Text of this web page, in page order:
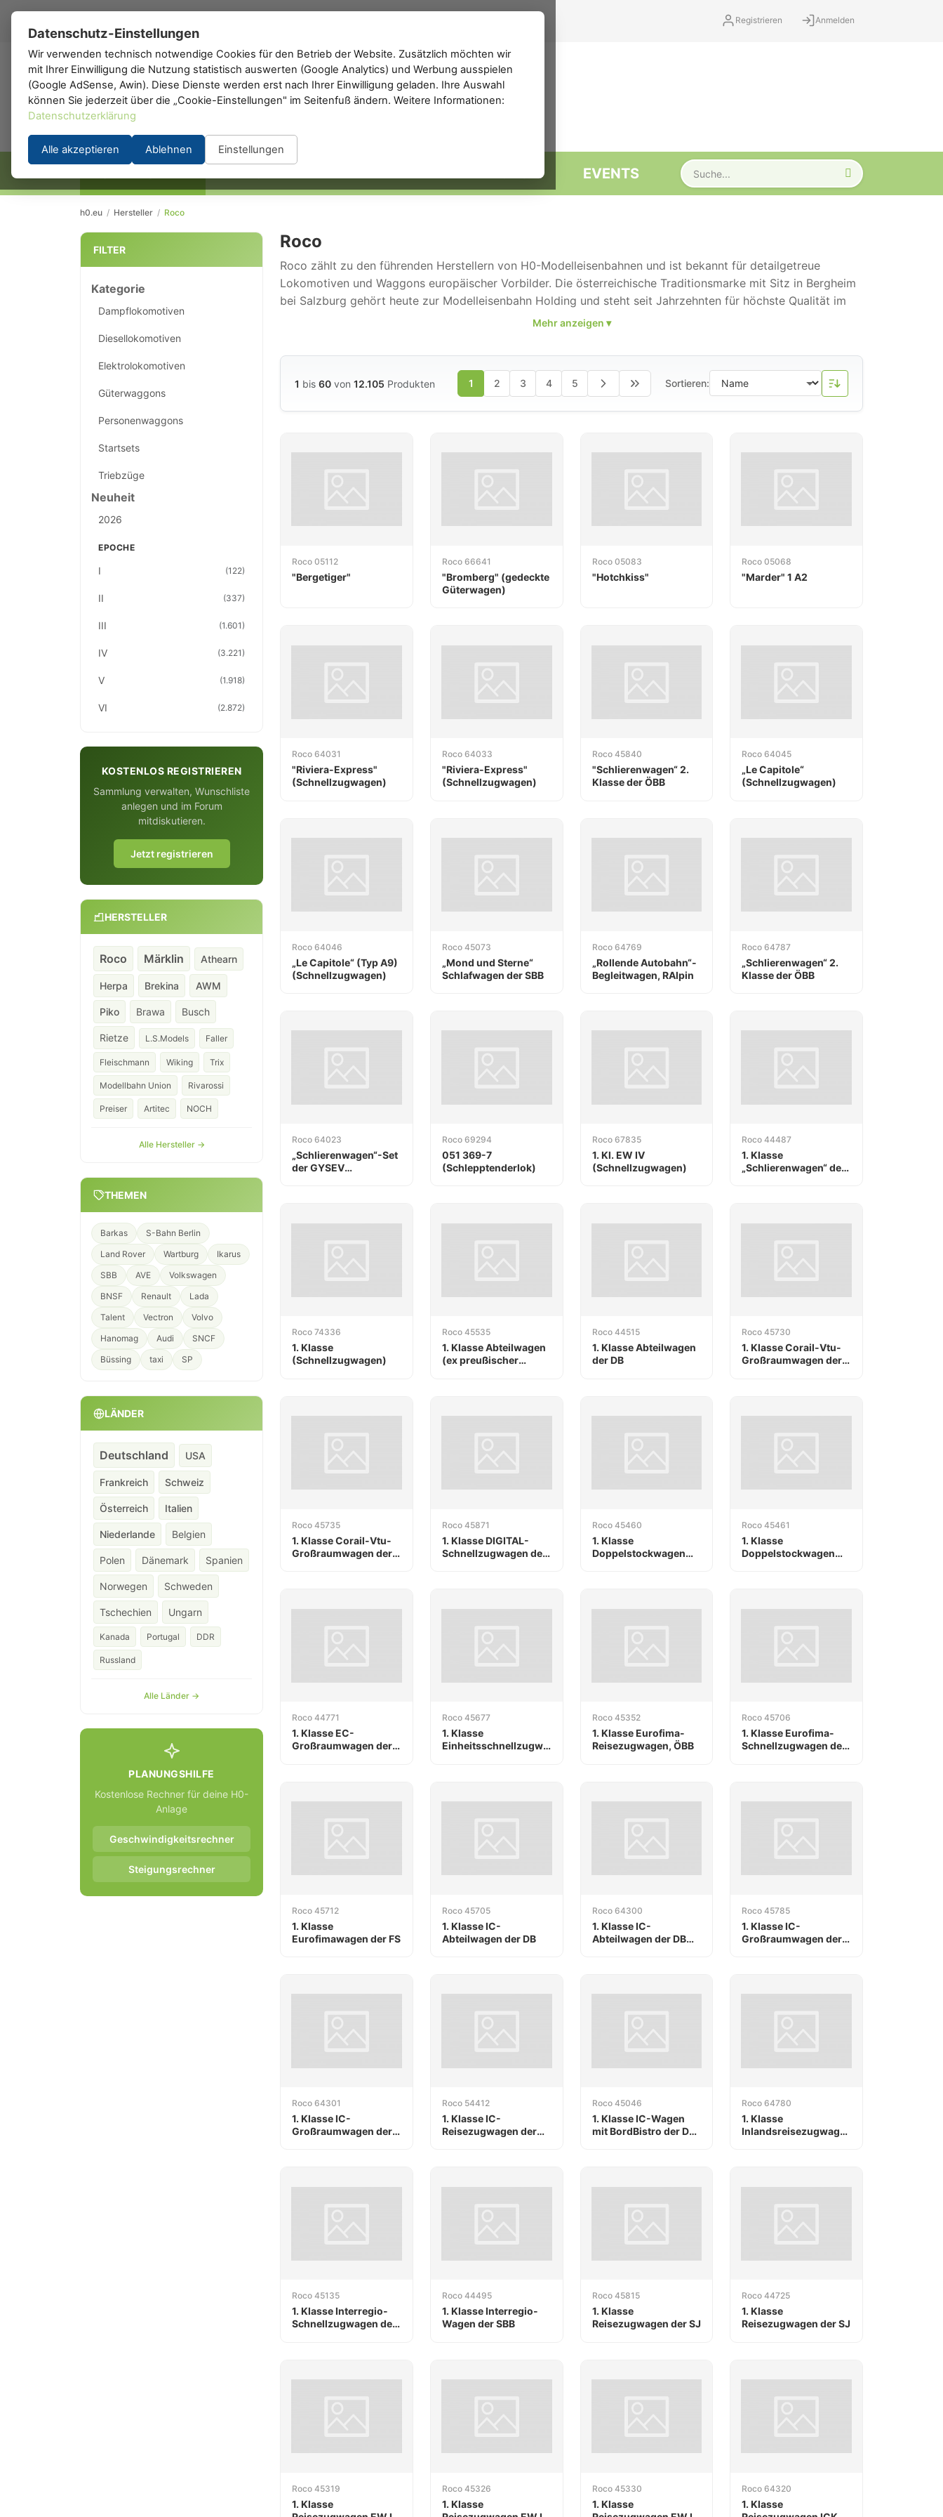
Registrieren Anmelden
h0 .de
FORUM EVENTS
h0.eu / Hersteller / Roco
FILTER
Kategorie
Dampflokomotiven
Diesellokomotiven
Elektrolokomotiven
Güterwaggons
Personenwaggons
Startsets
Triebzüge
Neuheit
2026
EPOCHE
I (122)
II (337)
III (1.601)
IV (3.221)
V (1.918)
VI (2.872)
KOSTENLOS REGISTRIEREN
Sammlung verwalten, Wunschliste
anlegen und im Forum
mitdiskutieren.
Jetzt registrieren
HERSTELLER
Roco Märklin Athearn
Herpa Brekina AWM
Piko Brawa Busch
Rietze L.S.Models Faller
Fleischmann Wiking Trix
Modellbahn Union Rivarossi
Preiser Artitec NOCH
Alle Hersteller →
THEMEN
Barkas
S-Bahn Berlin
Land Rover
Wartburg
Ikarus
SBB
AVE
Volkswagen
BNSF
Renault
Lada
Talent
Vectron
Volvo
Hanomag
Audi
SNCF
Büssing
taxi SP
LÄNDER
Deutschland USA
Frankreich Schweiz
Österreich Italien
Niederlande Belgien
Polen Dänemark Spanien
Norwegen Schweden
Tschechien Ungarn
Kanada Portugal DDR
Russland
Alle Länder →
PLANUNGSHILFE
Kostenlose Rechner für deine H0-
Anlage
Geschwindigkeitsrechner
Steigungsrechner
Roco
Roco zählt zu den führenden Herstellern von H0-Modelleisenbahnen und ist bekannt für detailgetreue
Lokomotiven und Waggons europäischer Vorbilder. Die österreichische Traditionsmarke mit Sitz in Bergheim
bei Salzburg gehört heute zur Modelleisenbahn Holding und steht seit Jahrzehnten für höchste Qualität im
Besonders bekannt ist Roco für seine vorbildgerechten Nachbildungen vonÖBB-, DB- und SBB-Fahrzeugen.
Mit dem hauseigenen Gleichstrom-System (DC) und umfangreicher Digitalunterstützung (DCC) bedient Roco
beliebt, die Wert auf Detailtreue, vorbildgerechte Farbgebung und zuverlässige Fahreigenschaften legen.
1 bis 60 von 12.105 Produkten 1 2 3 4 5 Sortieren:
Roco 05112
"Bergetiger"
Roco 66641
"Bromberg" (gedeckte
Güterwagen)
Roco 05083
"Hotchkiss"
Roco 05068
"Marder" 1 A2
Roco 64031
"Riviera-Express"
(Schnellzugwagen)
Roco 64033
"Riviera-Express"
(Schnellzugwagen)
Roco 45840
"Schlierenwagen“ 2.
Klasse der ÖBB
Roco 64045
„Le Capitole“
(Schnellzugwagen)
Roco 64046
„Le Capitole“ (Typ A9)
(Schnellzugwagen)
Roco 45073
„Mond und Sterne“
Schlafwagen der SBB
Roco 64769
„Rollende Autobahn“-
Begleitwagen, RAlpin
Roco 64787
„Schlierenwagen“ 2.
Klasse der ÖBB
Roco 64023
„Schlierenwagen“-Set
der GYSEV
Roco 69294
051 369-7
(Schlepptenderlok)
Roco 67835
1. Kl. EW IV
(Schnellzugwagen)
Roco 44487
1. Klasse
„Schlierenwagen“ der
Roco 74336
1. Klasse
(Schnellzugwagen)
Roco 45535
1. Klasse Abteilwagen
(ex preußischer
Roco 44515
1. Klasse Abteilwagen
der DB
Roco 45730
1. Klasse Corail-Vtu-
Großraumwagen der
Roco 45735
1. Klasse Corail-Vtu-
Großraumwagen der
Roco 45871
1. Klasse DIGITAL-
Schnellzugwagen der
Roco 45460
1. Klasse
Doppelstockwagen
Roco 45461
1. Klasse
Doppelstockwagen
Roco 44771
1. Klasse EC-
Großraumwagen der
Roco 45677
1. Klasse
Einheitsschnellzugwagen
Roco 45352
1. Klasse Eurofima-
Reisezugwagen, ÖBB
Roco 45706
1. Klasse Eurofima-
Schnellzugwagen der
Roco 45712
1. Klasse
Eurofimawagen der FS
Roco 45705
1. Klasse IC-
Abteilwagen der DB
Roco 64300
1. Klasse IC-
Abteilwagen der DB
Roco 45785
1. Klasse IC-
Großraumwagen der
Roco 64301
1. Klasse IC-
Großraumwagen der
Roco 54412
1. Klasse IC-
Reisezugwagen der
Roco 45046
1. Klasse IC-Wagen
mit BordBistro der DB
Roco 64780
1. Klasse
Inlandsreisezugwagen
Roco 45135
1. Klasse Interregio-
Schnellzugwagen der
Roco 44495
1. Klasse Interregio-
Wagen der SBB
Roco 45815
1. Klasse
Reisezugwagen der SJ
Roco 44725
1. Klasse
Reisezugwagen der SJ
Roco 45319
1. Klasse
Roco 45326
1. Klasse
Roco 45330
1. Klasse
Roco 64320
1. Klasse
Datenschutz-Einstellungen
Wir verwenden technisch notwendige Cookies für den Betrieb der Website. Zusätzlich möchten wir
mit Ihrer Einwilligung die Nutzung statistisch auswerten (Google Analytics) und Werbung ausspielen
(Google AdSense, Awin). Diese Dienste werden erst nach Ihrer Einwilligung geladen. Ihre Auswahl
können Sie jederzeit über die „Cookie-Einstellungen" im Seitenfuß ändern. Weitere Informationen:
Datenschutzerklärung
Alle akzeptieren Ablehnen Einstellungen